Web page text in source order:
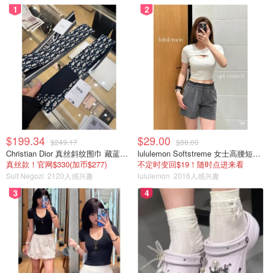
1
$199.34 $249.17
Christian Dior 真丝斜纹围巾 藏蓝米色
真丝款！官网$330(加币$277)
Suit Negozi 2120人感兴趣
2
$29.00 $88.00
lululemon Softstreme 女士高腰短裤 10cm
不定时变回$19！随时点进来看
lululemon 2016人感兴趣
3 4